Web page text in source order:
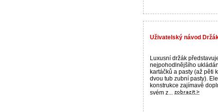
Uživatelský návod
Luxusní držák
nejpohodlnějšího
kartáčků a pasty (až pěti
dvou tub zubní pasty).
konstrukce zajímavě
svém z...